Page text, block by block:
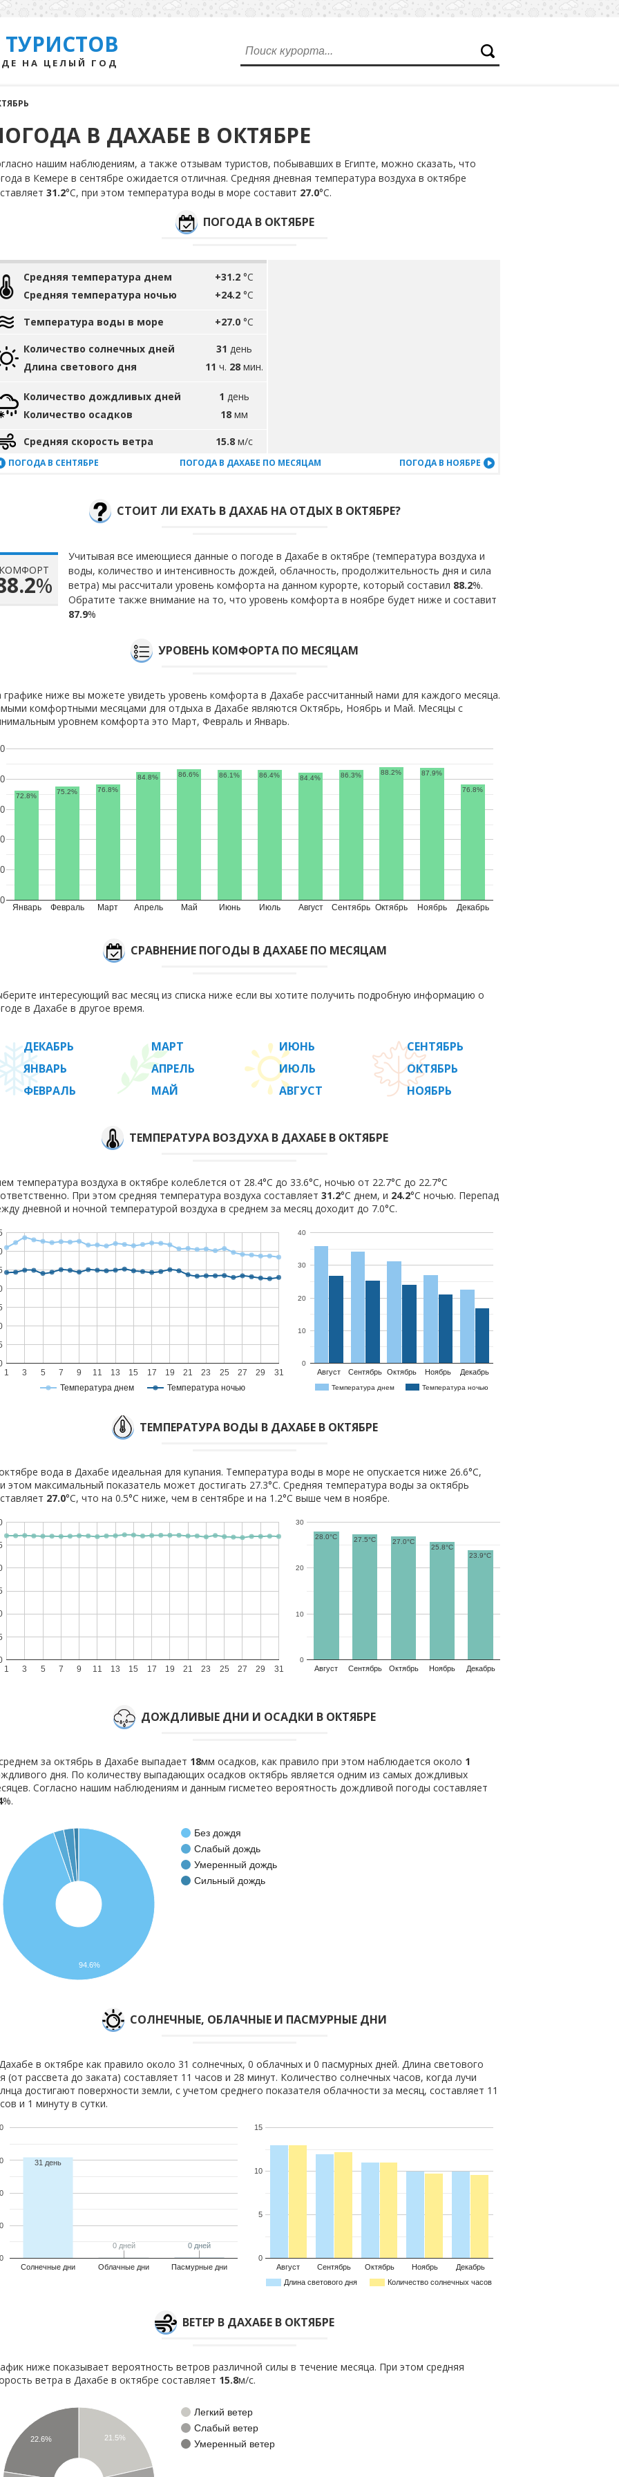
НА ЦЕЛЫЙ ГОД
В ДАХАБЕ В ОКТЯБРЕ
нашим наблюдениям, а также отзывам туристов, побывавших в Египте, можно сказать, что
в Кемере в сентябре ожидается отличная. Средняя дневная температура воздуха в октябре
31.2°С, при этом температура воды в море составит 27.0°С.
ПОГОДА В ОКТЯБРЕ
Средняя температура днем
Средняя температура ночью
+31.2 °C
+24.2 °C
Температура воды в море +27.0 °C
Количество солнечных дней
Длина светового дня
31 день
11 ч. 28 мин.
Количество дождливых дней
Количество осадков
1 день
18 мм
Средняя скорость ветра 15.8 м/с
ПОГОДА В СЕНТЯБРЕ ПОГОДА В ДАХАБЕ ПО МЕСЯЦАМ ПОГОДА В НОЯБРЕ
СТОИТ ЛИ ЕХАТЬ В ДАХАБ НА ОТДЫХ В ОКТЯБРЕ?
КОМФОРТ
%
Учитывая все имеющиеся данные о погоде в Дахабе в октябре (температура воздуха и
воды, количество и интенсивность дождей, облачность, продолжительность дня и сила
ветра) мы рассчитали уровень комфорта на данном курорте, который составил 88.2%.
Обратите также внимание на то, что уровень комфорта в ноябре будет ниже и составит
87.9%
УРОВЕНЬ КОМФОРТА ПО МЕСЯЦАМ
графике ниже вы можете увидеть уровень комфорта в Дахабе рассчитанный нами для каждого месяца.
комфортными месяцами для отдыха в Дахабе являются Октябрь, Ноябрь и Май. Месяцы с
уровнем комфорта это Март, Февраль и Январь.
Январь Февраль Март Апрель Май Июнь Июль Август Сентябрь Октябрь Ноябрь Декабрь
0
72.8%
75.2% 76.8%
84.8% 86.6% 86.1% 86.4% 84.4% 86.3% 88.2% 87.9%
76.8%
СРАВНЕНИЕ ПОГОДЫ В ДАХАБЕ ПО МЕСЯЦАМ
интересующий вас месяц из списка ниже если вы хотите получить подробную информацию о
в Дахабе в другое время.
ДЕКАБРЬ
ЯНВАРЬ
ФЕВРАЛЬ
МАРТ
АПРЕЛЬ
МАЙ
ИЮНЬ
ИЮЛЬ
АВГУСТ
СЕНТЯБРЬ
ОКТЯБРЬ
НОЯБРЬ
ТЕМПЕРАТУРА ВОЗДУХА В ДАХАБЕ В ОКТЯБРЕ
температура воздуха в октябре колеблется от 28.4°C до 33.6°C, ночью от 22.7°C до 22.7°C
При этом средняя температура воздуха составляет 31.2°C днем, и 24.2°C ночью. Перепад
дневной и ночной температурой воздуха в среднем за месяц доходит до 7.0°С.
Температура днем Температура ночью
1 3 5 7 9 11 13 15 17 19 21 23 25 27 29 31
Температура днем Температура ночью
Август Сентябрь Октябрь Ноябрь Декабрь
0
10
20
30
40
ТЕМПЕРАТУРА ВОДЫ В ДАХАБЕ В ОКТЯБРЕ
вода в Дахабе идеальная для купания. Температура воды в море не опускается ниже 26.6°C,
этом максимальный показатель может достигать 27.3°C. Средняя температура воды за октябрь
27.0°C, что на 0.5°C ниже, чем в сентябре и на 1.2°C выше чем в ноябре.
1 3 5 7 9 11 13 15 17 19 21 23 25 27 29 31 Август Сентябрь Октябрь Ноябрь Декабрь
0
10
20
30
28.0°C
27.5°C 27.0°C
25.8°C
23.9°C
ДОЖДЛИВЫЕ ДНИ И ОСАДКИ В ОКТЯБРЕ
за октябрь в Дахабе выпадает 18мм осадков, как правило при этом наблюдается около 1
дня. По количеству выпадающих осадков октябрь является одним из самых дождливых
Согласно нашим наблюдениям и данным гисметео вероятность дождливой погоды составляет
%.
Без дождя
Слабый дождь
Умеренный дождь
Сильный дождь
94.6%
CОЛНЕЧНЫЕ, ОБЛАЧНЫЕ И ПАСМУРНЫЕ ДНИ
в октябре как правило около 31 солнечных, 0 облачных и 0 пасмурных дней. Длина светового
(от рассвета до заката) составляет 11 часов и 28 минут. Количество солнечных часов, когда лучи
достигают поверхности земли, с учетом среднего показателя облачности за месяц, составляет 11
и 1 минуту в сутки.
Солнечные дни Облачные дни Пасмурные дни
0
31 день
0 дней
0 дней 0 дней
0 дней
Длина светового дня Количество солнечных часов
Август Сентябрь Октябрь Ноябрь Декабрь
0
5
10
15
ВЕТЕР В ДАХАБЕ В ОКТЯБРЕ
ниже показывает вероятность ветров различной силы в течение месяца. При этом средняя
ветра в Дахабе в октябре составляет 15.8м/с.
Легкий ветер
Слабый ветер
Умеренный ветер
21.5%
22.6%